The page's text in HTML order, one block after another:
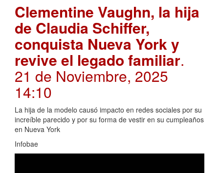
Clementine Vaughn, la hija
de Claudia Schiffer,
conquista Nueva York y
revive el legado familiar.
21 de Noviembre, 2025
14:10
La hija de la modelo causó impacto en redes sociales por su
increíble parecido y por su forma de vestir en su cumpleaños
en Nueva York
Infobae